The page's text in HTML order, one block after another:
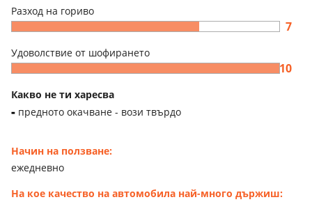
Разход на гориво
7
Удоволствие от шофирането
10
Какво не ти харесва
предното окачване - вози твърдо
Начин на ползване:
ежедневно
На кое качество на автомобила най-много държиш: